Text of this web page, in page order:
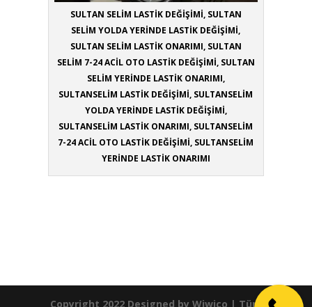
SULTAN SELİM LASTİK DEĞİŞİMİ, SULTAN
SELİM YOLDA YERİNDE LASTİK DEĞİŞİMİ,
SULTAN SELİM LASTİK ONARIMI, SULTAN
SELİM 7-24 ACİL OTO LASTİK DEĞİŞİMİ, SULTAN
SELİM YERİNDE LASTİK ONARIMI,
SULTANSELİM LASTİK DEĞİŞİMİ, SULTANSELİM
YOLDA YERİNDE LASTİK DEĞİŞİMİ,
SULTANSELİM LASTİK ONARIMI, SULTANSELİM
7-24 ACİL OTO LASTİK DEĞİŞİMİ, SULTANSELİM
YERİNDE LASTİK ONARIMI
Copyright 2022 Designed by Wiwico | Tüm